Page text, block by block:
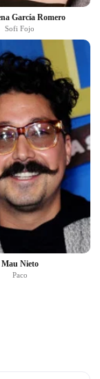
García Romero
Sofi Fojo
Mau Nieto
Paco